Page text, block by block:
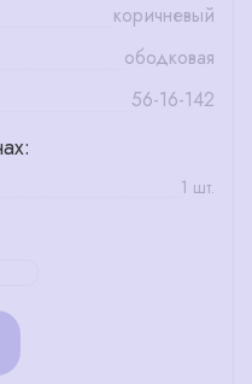
коричневый
ободковая
56-16-142
1 шт.